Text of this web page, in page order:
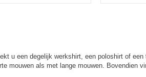
u een degelijk werkshirt, een poloshirt of
mouwen als met lange mouwen. Bovendien